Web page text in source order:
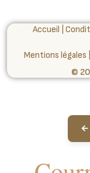
Accueil
Mentions légales
©
←